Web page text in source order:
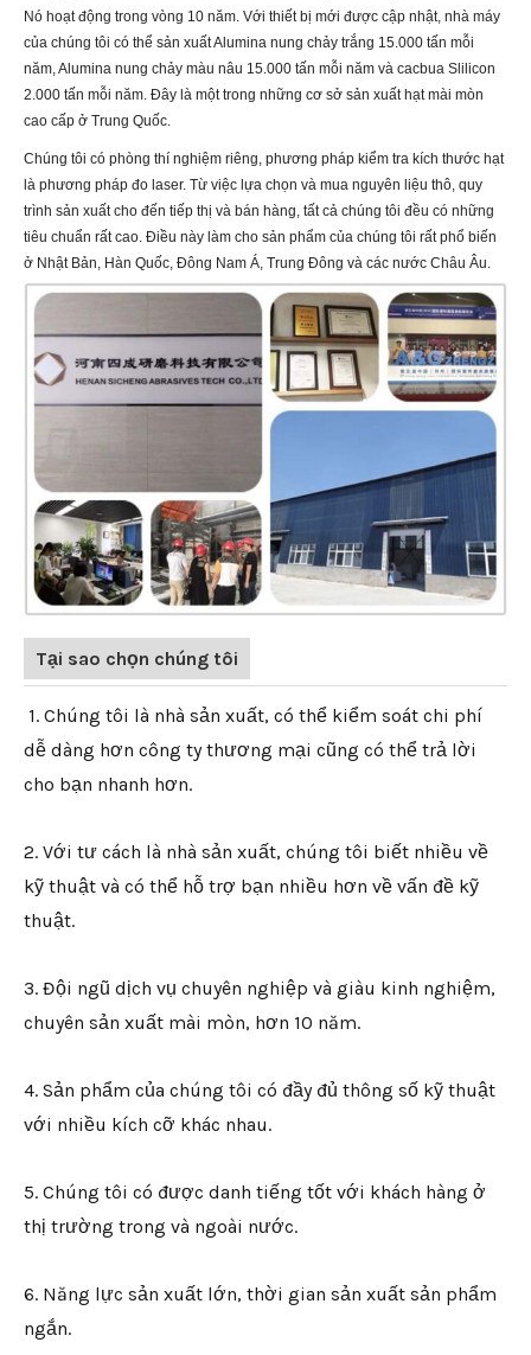
Nó hoạt động trong vòng 10 năm. Với thiết bị mới được cập nhật, nhà máy
của chúng tôi có thể sản xuất Alumina nung chảy trắng 15.000 tấn mỗi
năm, Alumina nung chảy màu nâu 15.000 tấn mỗi năm và cacbua Slilicon
2.000 tấn mỗi năm. Đây là một trong những cơ sở sản xuất hạt mài mòn
cao cấp ở Trung Quốc.
Chúng tôi có phòng thí nghiệm riêng, phương pháp kiểm tra kích thước hạt
là phương pháp đo laser. Từ việc lựa chọn và mua nguyên liệu thô, quy
trình sản xuất cho đến tiếp thị và bán hàng, tất cả chúng tôi đều có những
tiêu chuẩn rất cao. Điều này làm cho sản phẩm của chúng tôi rất phổ biến
ở Nhật Bản, Hàn Quốc, Đông Nam Á, Trung Đông và các nước Châu Âu.
Tại sao chọn chúng tôi
1. Chúng tôi là nhà sản xuất, có thể kiểm soát chi phí
dễ dàng hơn công ty thương mại cũng có thể trả lời
cho bạn nhanh hơn.
2. Với tư cách là nhà sản xuất, chúng tôi biết nhiều về
kỹ thuật và có thể hỗ trợ bạn nhiều hơn về vấn đề kỹ
thuật.
3. Đội ngũ dịch vụ chuyên nghiệp và giàu kinh nghiệm,
chuyên sản xuất mài mòn, hơn 10 năm.
4. Sản phẩm của chúng tôi có đầy đủ thông số kỹ thuật
với nhiều kích cỡ khác nhau.
5. Chúng tôi có được danh tiếng tốt với khách hàng ở
thị trường trong và ngoài nước.
6. Năng lực sản xuất lớn, thời gian sản xuất sản phẩm
ngắn.